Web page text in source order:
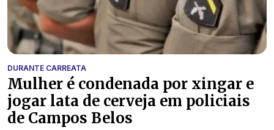
DURANTE CARREATA
Mulher é condenada por xingar e
jogar lata de cerveja em policiais
de Campos Belos